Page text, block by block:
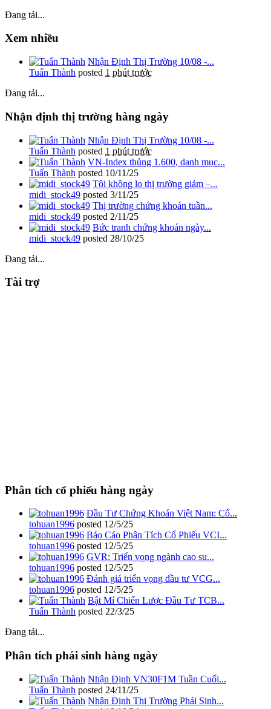
Đang tải...
Xem nhiều
Nhận Định Thị Trường 10/08 -...
Tuấn Thành posted 1 phút trước
Đang tải...
Nhận định thị trường hàng ngày
Nhận Định Thị Trường 10/08 -...
Tuấn Thành posted 1 phút trước
VN-Index thủng 1.600, danh mục...
Tuấn Thành posted 10/11/25
Tôi không lo thị trường giảm –...
midi_stock49 posted 3/11/25
Thị trường chứng khoán tuần...
midi_stock49 posted 2/11/25
Bức tranh chứng khoán ngày...
midi_stock49 posted 28/10/25
Đang tải...
Tài trợ
Phân tích cổ phiếu hàng ngày
Đầu Tư Chứng Khoán Việt Nam: Cổ...
tohuan1996 posted 12/5/25
Báo Cáo Phân Tích Cổ Phiếu VCI...
tohuan1996 posted 12/5/25
GVR: Triển vọng ngành cao su...
tohuan1996 posted 12/5/25
Đánh giá triển vọng đầu tư VCG...
tohuan1996 posted 12/5/25
Bật Mí Chiến Lược Đầu Tư TCB...
Tuấn Thành posted 22/3/25
Đang tải...
Phân tích phái sinh hàng ngày
Nhận Định VN30F1M Tuần Cuối...
Tuấn Thành posted 24/11/25
Nhận Định Thị Trường Phái Sinh...